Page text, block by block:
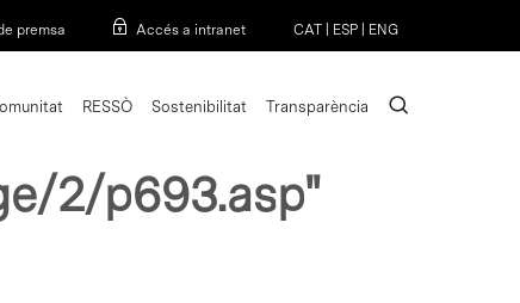
premsa Accés a intranet CAT ESP ENG
RESSÒ Sostenibilitat Transparència search
2/p693.asp"